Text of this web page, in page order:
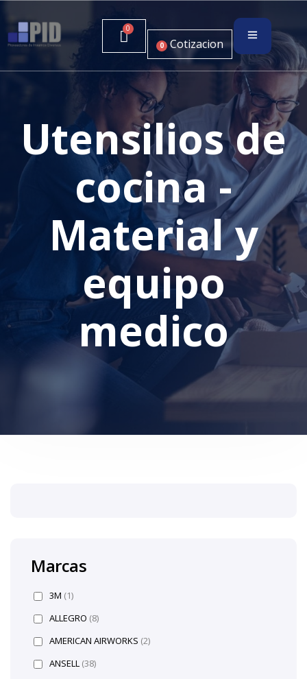
0 Cotizacion
Utensilios de
cocina -
Material y
equipo
medico
Marcas
3M (1)
ALLEGRO (8)
AMERICAN AIRWORKS (2)
ANSELL (38)